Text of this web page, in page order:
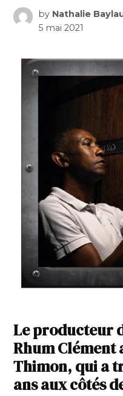
by Nathalie
5 mai 2021
Le producteur
Rhum
Thimon, qui a
ans aux côtés